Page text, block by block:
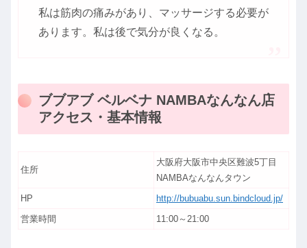
私は筋肉の痛みがあり、マッサージする必要が
あります。私は後で気分が良くなる。
ブブアブ ベルベナ NAMBAなんなん店
アクセス・基本情報
住所
大阪府大阪市中央区難波5丁目
NAMBAなんなんタウン
HP
http://bubuabu.sun.bindcloud.jp/
営業時間
11:00～21:00